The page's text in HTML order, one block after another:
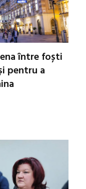
între foști
pentru a